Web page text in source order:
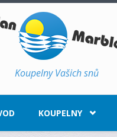
Koupelny Vašich snů
KOUPELNY